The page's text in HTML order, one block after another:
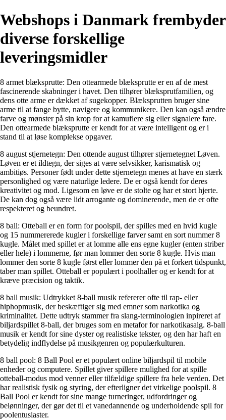
Webshops i Danmark frembyder
diverse forskellige
leveringsmidler
8 armet blæksprutte: Den ottearmede blæksprutte er en af de mest
fascinerende skabninger i havet. Den tilhører blæksprutfamilien, og
dens otte arme er dækket af sugekopper. Blæksprutten bruger sine
arme til at fange bytte, navigere og kommunikere. Den kan også ændre
farve og mønster på sin krop for at kamuflere sig eller signalere fare.
Den ottearmede blæksprutte er kendt for at være intelligent og er i
stand til at løse komplekse opgaver.
8 august stjernetegn: Den ottende august tilhører stjernetegnet Løven.
Løven er et ildtegn, der siges at være selvsikker, karismatisk og
ambitiøs. Personer født under dette stjernetegn menes at have en stærk
personlighed og være naturlige ledere. De er også kendt for deres
kreativitet og mod. Ligesom en løve er de stolte og har et stort hjerte.
De kan dog også være lidt arrogante og dominerende, men de er ofte
respekteret og beundret.
8 ball: Otteball er en form for poolspil, der spilles med en hvid kugle
og 15 nummererede kugler i forskellige farver samt en sort nummer 8
kugle. Målet med spillet er at lomme alle ens egne kugler (enten striber
eller hele) i lommerne, før man lommer den sorte 8 kugle. Hvis man
lommer den sorte 8 kugle først eller lommer den på et forkert tidspunkt,
taber man spillet. Otteball er populært i poolhaller og er kendt for at
kræve præcision og taktik.
8 ball musik: Udtrykket 8-ball musik refererer ofte til rap- eller
hiphopmusik, der beskæftiger sig med emner som narkotika og
kriminalitet. Dette udtryk stammer fra slang-terminologien inpireret af
biljardspillet 8-ball, der bruges som en metafor for narkotikasalg. 8-ball
musik er kendt for sine dyster og realistiske tekster, og den har haft en
betydelig indflydelse på musikgenren og populærkulturen.
8 ball pool: 8 Ball Pool er et populært online biljardspil til mobile
enheder og computere. Spillet giver spillere mulighed for at spille
otteball-modus mod venner eller tilfældige spillere fra hele verden. Det
har realistisk fysik og styring, der efterligner det virkelige poolspil. 8
Ball Pool er kendt for sine mange turneringer, udfordringer og
belønninger, der gør det til et vanedannende og underholdende spil for
poolentusiaster.